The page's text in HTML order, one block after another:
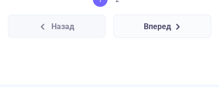
Назад Вперед